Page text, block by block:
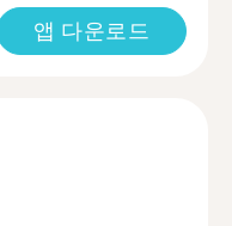
앱 다운로드